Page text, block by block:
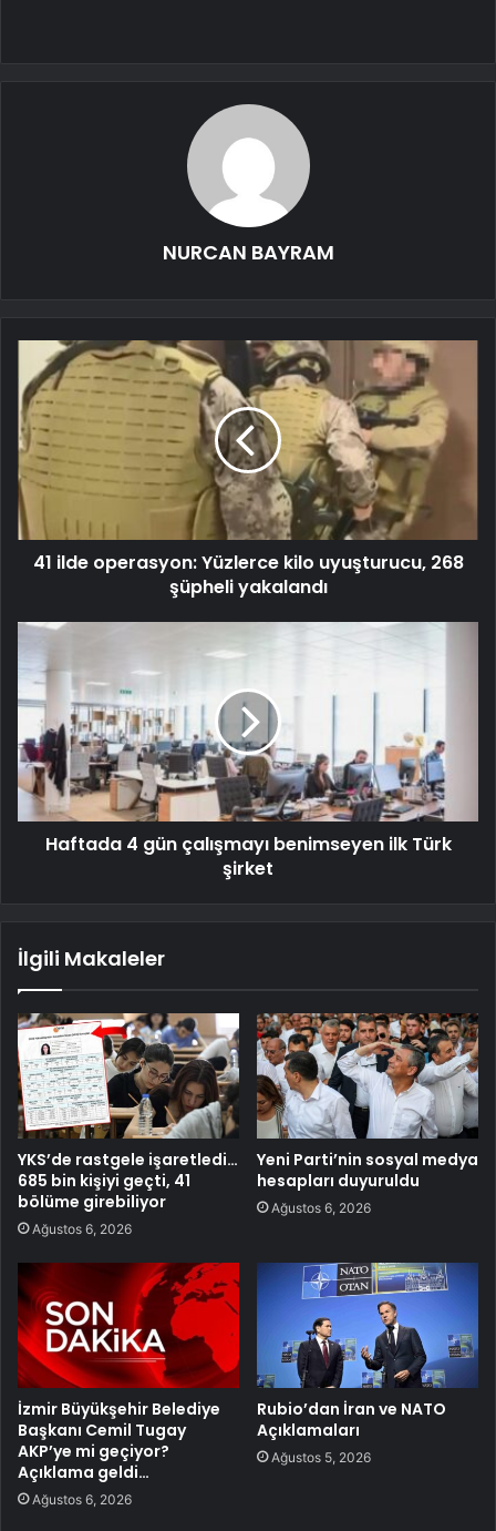
NURCAN BAYRAM
41 ilde operasyon: Yüzlerce kilo uyuşturucu, 268
şüpheli yakalandı
Haftada 4 gün çalışmayı benimseyen ilk Türk
şirket
İlgili Makaleler
YKS’de rastgele işaretledi…
685 bin kişiyi geçti, 41
bölüme girebiliyor
Ağustos 6, 2026
Yeni Parti’nin sosyal medya
hesapları duyuruldu
Ağustos 6, 2026
İzmir Büyükşehir Belediye
Başkanı Cemil Tugay
AKP’ye mi geçiyor?
Açıklama geldi…
Ağustos 6, 2026
Rubio’dan İran ve NATO
Açıklamaları
Ağustos 5, 2026